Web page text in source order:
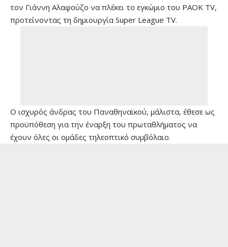
τον Γιάννη Αλαφούζο να πλέκει το εγκώμιο του PAOK TV,
προτείνοντας τη δημιουργία Super League TV.
Ο ισχυρός άνδρας του Παναθηναϊκού, μάλιστα, έθεσε ως
προϋπόθεση για την έναρξη του πρωταθλήματος να
έχουν όλες οι ομάδες τηλεοπτικό συμβόλαιο.